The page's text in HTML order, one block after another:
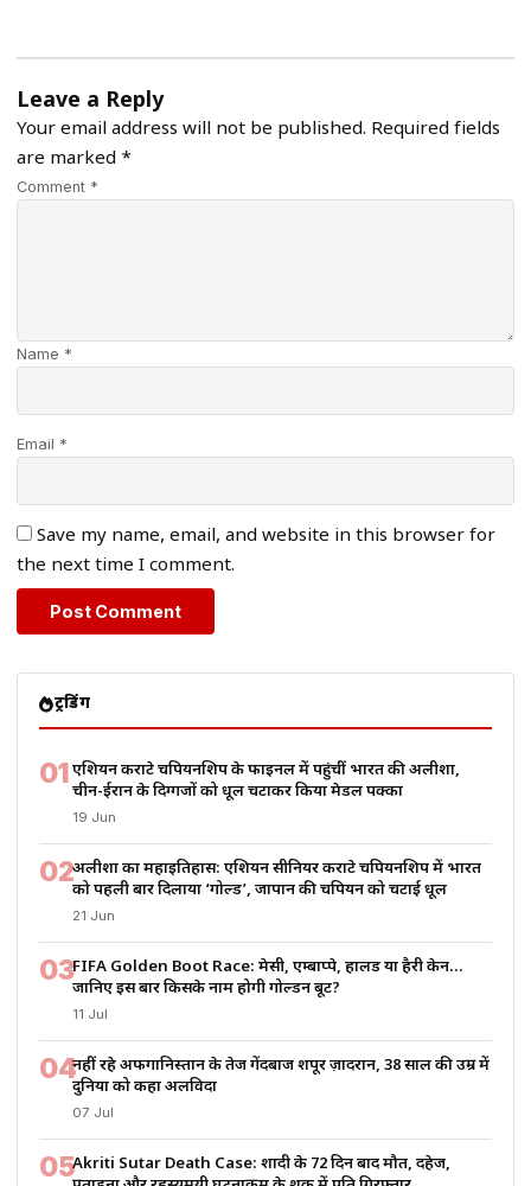
Leave a Reply
Your email address will not be published. Required fields
are marked *
Comment *
Name *
Email *
Save my name, email, and website in this browser for
the next time I comment.
ट्रेंडिंग
01एशियन कराटे चैंपियनशिप के फाइनल में पहुंचीं भारत की अलीशा,
चीन-ईरान के दिग्गजों को धूल चटाकर किया मेडल पक्का
19 Jun
02अलीशा का महाइतिहास: एशियन सीनियर कराटे चैंपियनशिप में भारत
को पहली बार दिलाया ‘गोल्ड’, जापान की चैंपियन को चटाई धूल
21 Jun
03FIFA Golden Boot Race: मेसी, एम्बाप्पे, हालैंड या हैरी केन…
जानिए इस बार किसके नाम होगी गोल्डन बूट?
11 Jul
04नहीं रहे अफगानिस्तान के तेज गेंदबाज शपूर ज़ादरान, 38 साल की उम्र में
दुनिया को कहा अलविदा
07 Jul
05Akriti Sutar Death Case: शादी के 72 दिन बाद मौत, दहेज,